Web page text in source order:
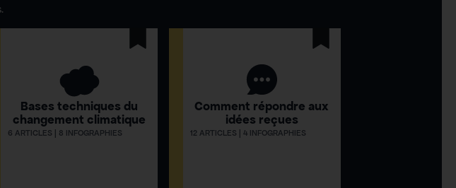
Bases techniques du
changement climatique
6 ARTICLES | 8 INFOGRAPHIES
Comment répondre aux
idées reçues
12 ARTICLES | 4 INFOGRAPHIES